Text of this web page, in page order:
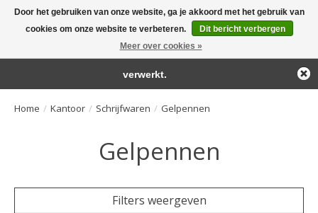
Large selection of products and fast shipping!
Home / Kantoor / Schrijfwaren / Gelpennen
Gelpennen
Filters weergeven
Door het gebruiken van onze website, ga je akkoord met het gebruik van
cookies om onze website te verbeteren.
Dit bericht verbergen
Meer over cookies »
← Keer terug naar de backofficeDeze winkel is in aanbouw.
Eventueel geplaatste orders zullen niet worden gehonoreerd of
verwerkt.